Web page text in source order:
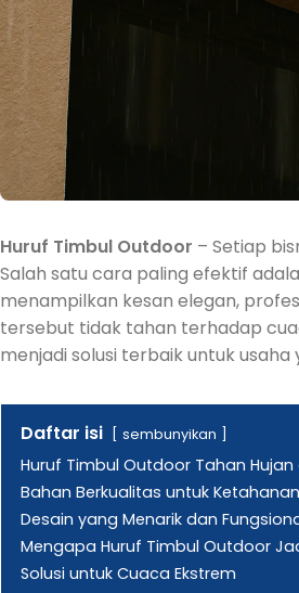
Huruf Timbul Outdoor – Setiap
Salah satu cara paling efektif
menampilkan kesan elegan,
tersebut tidak tahan terhadap
menjadi solusi terbaik untuk
Daftar isi sembunyikan
Huruf Timbul Outdoor Tahan Hujan
Bahan Berkualitas untuk
Desain yang Menarik dan
Mengapa Huruf Timbul Outdoor
Solusi untuk Cuaca Ekstrem